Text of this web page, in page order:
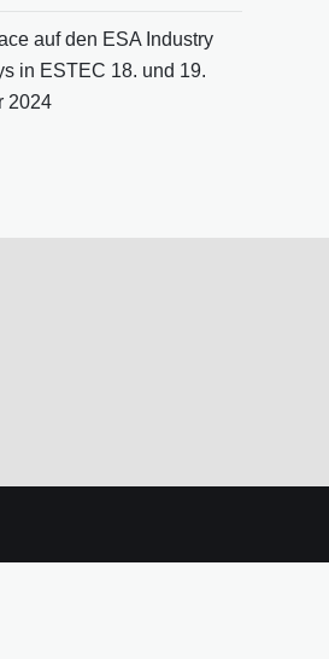
auf den ESA Industry
in ESTEC 18. und 19.
2024